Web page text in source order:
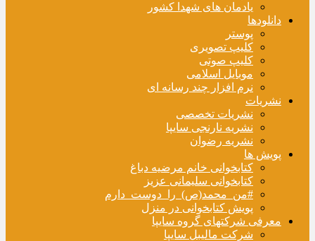
یادمان های شهدا کشور
دانلودها
پوستر
کلیپ تصویری
کلیپ صوتی
موبایل اسلامی
نرم افزار چند رسانه ای
نشریات
نشریات تخصصی
نشریه نارنجی سایپا
نشریه رضوان
پویش ها
کتابخوانی خانم مرضیه دباغ
کتابخوانی سلیمانی عزیز
#من_محمد(ص)_را_دوست_دارم
پویش کتابخوانی در منزل
معرفی شرکتهای گروه سایپا
شرکت مالیبل سایپا